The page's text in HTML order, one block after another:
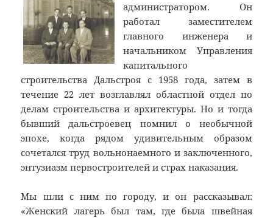
администратором. Он
работал заместителем
главного инженера и
начальником Управления
капитального
строительства Дальстроя с 1958 года, затем в
течение 22 лет возглавлял областной отдел по
делам строительства и архитектуры. Но и тогда
бывший дальстроевец помнил о необычной
эпохе, когда рядом удивительным образом
сочетался труд вольнонаемного и заключенного,
энтузиазм первостроителей и страх наказания.
Мы шли с ним по городу, и он рассказывал:
«Женский лагерь был там, где была швейная